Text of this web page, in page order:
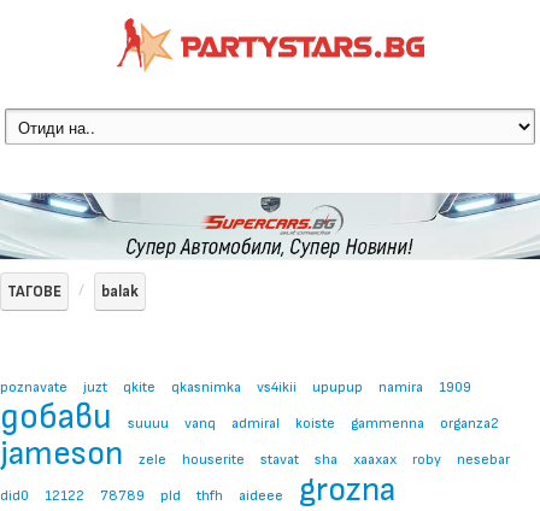
ТАГОВЕ balak
poznavate juzt qkite qkasnimka vs4ikii upupup namira 1909
добави suuuu vanq admiral koiste gammenna organza2
jameson zele houserite stavat sha xaaxax roby
nesebar
did0
12122 78789 pld thfh aideee grozna